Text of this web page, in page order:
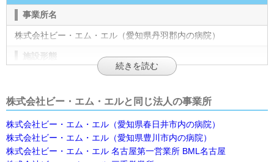
事業所名
株式会社ビー・エム・エル（愛知県丹羽郡内の病院）
施設形態
法人名
株式会社ビー・エム・エル
住所
愛知県丹羽郡大口町新宮1-129[地図]
株式会社ビー・エム・エルと同じ法人の事業所
株式会社ビー・エム・エル（愛知県春日井市内の病院）
株式会社ビー・エム・エル（愛知県豊川市内の病院）
株式会社ビー・エム・エル 名古屋第一営業所 BML名古屋